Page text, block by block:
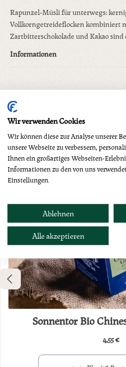
Wir verwenden Cookies
Wir können diese zur Analyse unserer
unsere Webseite zu verbessern,
Ihnen ein großartiges Webseiten-
Informationen zu den von uns
Einstellungen.
Ablehnen
Alle akzeptieren
Rapunzel-Müsli für unterwegs:
Vollkorngetreideflocken kombiniert
Zartbitterschokolade und Kakao sind
Informationen
Produktgalerie überspringen
Dazu
Sonnentor Bio
Regulärer
4,55 €
Produkt Anzahl: Gib den